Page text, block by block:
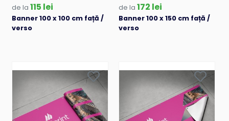
de la 115 lei
Banner 100 x 100 cm față /
verso
de la 172 lei
Banner 100 x 150 cm față /
verso